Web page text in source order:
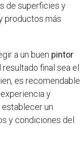
de superficies y
productos más
a un buen pintor
final sea el
es recomendable
y
un
y condiciones del